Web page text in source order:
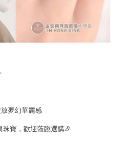
夢幻華麗感
寶，歡迎蒞臨選購🎉